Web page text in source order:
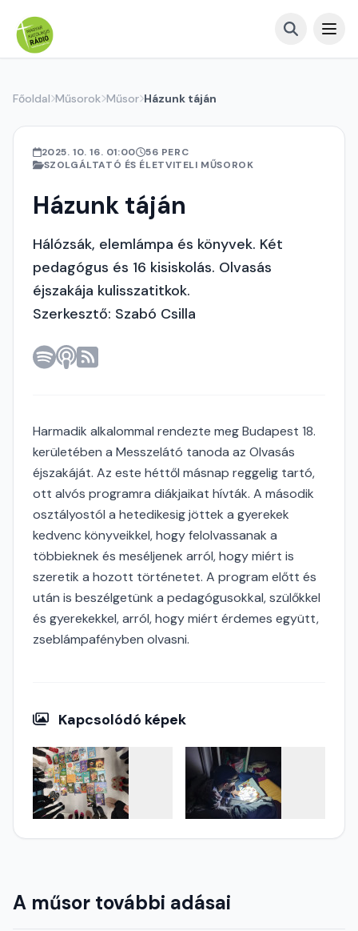
Főoldal Műsorok Műsor Házunk táján
2025. 10. 16. 01:00
56 PERC
SZOLGÁLTATÓ ÉS ÉLETVITELI MŰSOROK
Házunk táján
Hálózsák, elemlámpa és könyvek. Két
pedagógus és 16 kisiskolás. Olvasás
éjszakája kulisszatitkok.
Szerkesztő: Szabó Csilla
Harmadik alkalommal rendezte meg Budapest 18.
kerületében a Messzelátó tanoda az Olvasás
éjszakáját. Az este héttől másnap reggelig tartó,
ott alvós programra diákjaikat hívták. A második
osztályostól a hetedikesig jöttek a gyerekek
kedvenc könyveikkel, hogy felolvassanak a
többieknek és meséljenek arról, hogy miért is
szeretik a hozott történetet. A program előtt és
után is beszélgetünk a pedagógusokkal, szülőkkel
és gyerekekkel, arról, hogy miért érdemes együtt,
zseblámpafényben olvasni.
Kapcsolódó képek
A műsor további adásai